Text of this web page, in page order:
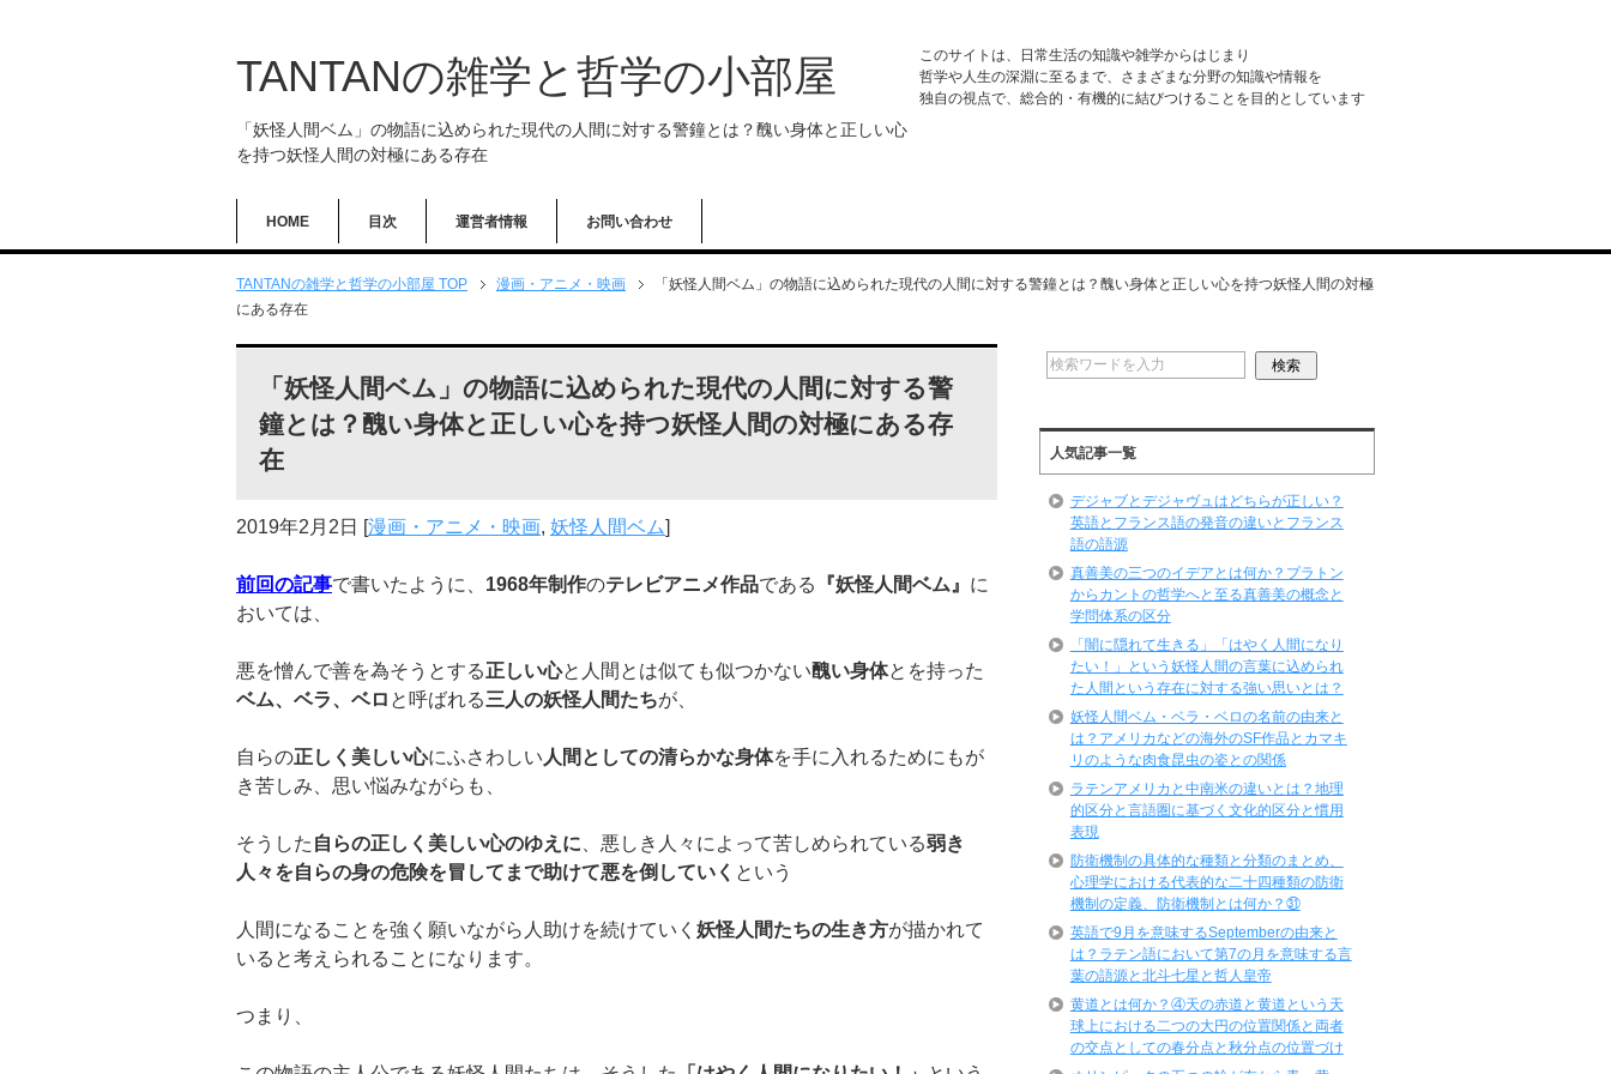
TANTANの雑学と哲学の小部屋
「妖怪人間ベム」の物語に込められた現代の人間に対する警鐘とは？醜い身体と正しい心
を持つ妖怪人間の対極にある存在
このサイトは、日常生活の知識や雑学からはじまり
哲学や人生の深淵に至るまで、さまざまな分野の知識や情報を
独自の視点で、総合的・有機的に結びつけることを目的としています
HOME 目次 運営者情報 お問い合わせ
TANTANの雑学と哲学の小部屋 TOP 漫画・アニメ・映画
「妖怪人間ベム」の物語に込められた現代の人間に対する警鐘とは？醜い身体と正しい心を持つ妖怪人間の対極
にある存在
「妖怪人間ベム」の物語に込められた現代の人間に対する警
鐘とは？醜い身体と正しい心を持つ妖怪人間の対極にある存
在
2019年2月2日 [漫画・アニメ・映画, 妖怪人間ベム]
前回の記事で書いたように、 1968年制作のテレビアニメ作品である 『妖怪人間ベム』 に
おいては、
悪を憎んで善を為そうとする正しい心と人間とは似ても似つかない醜い身体とを持った
ベム、ベラ、ベロ と呼ばれる三人の妖怪人間たちが、
自らの正しく美しい心にふさわしい 人間としての清らかな身体を手に入れるためにもが
き苦しみ、思い悩みながらも、
そうした 自らの正しく美しい心のゆえに 、悪しき人々によって苦しめられている弱き
人々を自らの身の危険を冒してまで助けて悪を倒していく という
人間になることを強く願いながら人助けを続けていく 妖怪人間たちの生き方が描かれて
いると考えられることになります。
つまり、
人気記事一覧
デジャブとデジャヴュはどちらが正しい？
英語とフランス語の発音の違いとフランス
語の語源
真善美の三つのイデアとは何か？プラトン
からカントの哲学へと至る真善美の概念と
学問体系の区分
「闇に隠れて生きる」「はやく人間になり
たい！」という妖怪人間の言葉に込められ
た人間という存在に対する強い思いとは？
妖怪人間ベム・ベラ・ベロの名前の由来と
は？アメリカなどの海外のSF作品とカマキ
リのような肉食昆虫の姿との関係
ラテンアメリカと中南米の違いとは？地理
的区分と言語圏に基づく文化的区分と慣用
表現
防衛機制の具体的な種類と分類のまとめ、
心理学における代表的な二十四種類の防衛
機制の定義、防衛機制とは何か？㉛
英語で9月を意味するSeptemberの由来と
は？ラテン語において第7の月を意味する言
葉の語源と北斗七星と哲人皇帝
黄道とは何か？④天の赤道と黄道という天
球上における二つの大円の位置関係と両者
の交点としての春分点と秋分点の位置づけ